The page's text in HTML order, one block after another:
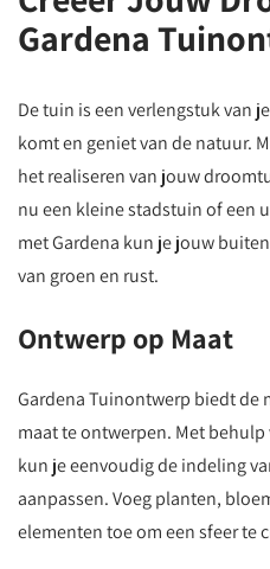
Gardena
De tuin is een verlengstuk van
komt en geniet van de natuur.
het realiseren van jouw
nu een kleine stadstuin of een
met Gardena kun je jouw
van groen en rust.
Ontwerp op Maat
Gardena Tuinontwerp biedt
maat te ontwerpen. Met
kun je eenvoudig de indeling
aanpassen. Voeg planten,
elementen toe om een sfeer te